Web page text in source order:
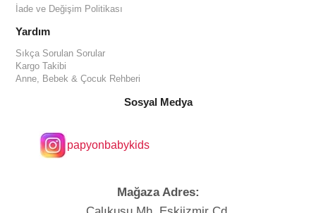
İade ve Değişim Politikası
Yardım
Sıkça Sorulan Sorular
Kargo Takibi
Anne, Bebek & Çocuk Rehberi
Sosyal Medya
papyonbabykids
Mağaza Adres: